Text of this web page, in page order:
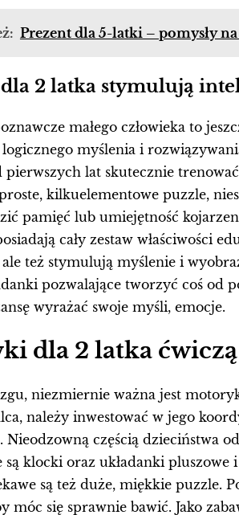
Prezent dla 5-latki – pomysły
2 latka stymulują
małego człowieka to
myślenia i
pierwszych lat skutecznie
kilkuelementowe puzzle,
pamięć lub umiejętność
cały zestaw właściwości
też stymulują myślenie i
pozwalające tworzyć coś od
wyrażać swoje myśli, emocje.
dla 2 latka
niezmiernie ważna jest
należy inwestować w jego
częścią dzieciństwa
są klocki oraz układanki
są też duże, miękkie puzzle.
móc się sprawnie bawić. Jako